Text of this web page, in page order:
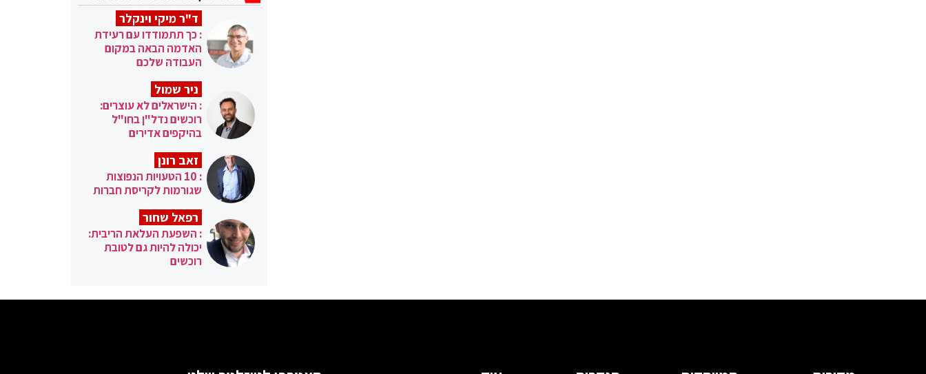
ד"ר מיקי וינקלר
: כך תתמודדו עם רעידת
האדמה הבאה במקום
העבודה שלכם
ניר שמול
: הישראלים לא עוצרים:
רוכשים נדל"ן בחו"ל
בהיקפים אדירים
זאב רונן
: 10 הטעויות הנפוצות
שגורמות לקריסת חברות
רפאל שחור
: השפעת העלאת הריבית:
יכולה להיות גם לטובת
רוכשים